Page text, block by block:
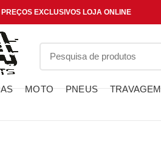
PREÇOS EXCLUSIVOS LOJA ONLINE
MOTO PNEUS TRAVAGEM